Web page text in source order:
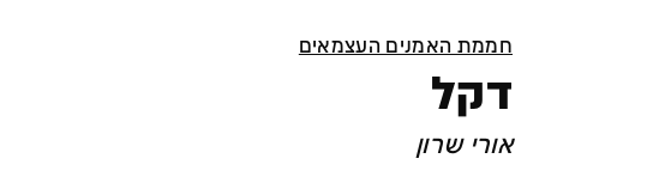
חממת האמנים העצמאים
דקל
אורי שרון